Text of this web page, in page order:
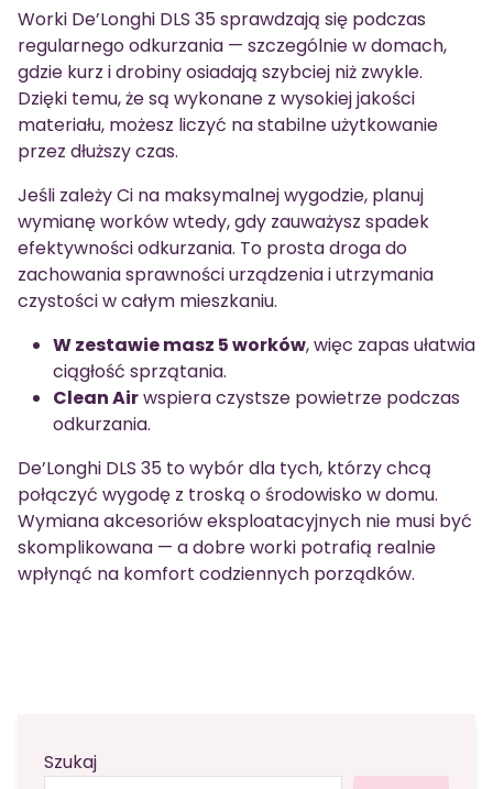
Worki De’Longhi DLS 35 sprawdzają się podczas
regularnego odkurzania — szczególnie w domach,
gdzie kurz i drobiny osiadają szybciej niż zwykle.
Dzięki temu, że są wykonane z wysokiej jakości
materiału, możesz liczyć na stabilne użytkowanie
przez dłuższy czas.
Jeśli zależy Ci na maksymalnej wygodzie, planuj
wymianę worków wtedy, gdy zauważysz spadek
efektywności odkurzania. To prosta droga do
zachowania sprawności urządzenia i utrzymania
czystości w całym mieszkaniu.
W zestawie masz 5 worków, więc zapas ułatwia
ciągłość sprzątania.
Clean Airwspiera czystsze powietrze podczas
odkurzania.
De’Longhi DLS 35 to wybór dla tych, którzy chcą
połączyć wygodę z troską o środowisko w domu.
Wymiana akcesoriów eksploatacyjnych nie musi być
skomplikowana — a dobre worki potrafią realnie
wpłynąć na komfort codziennych porządków.
Szukaj